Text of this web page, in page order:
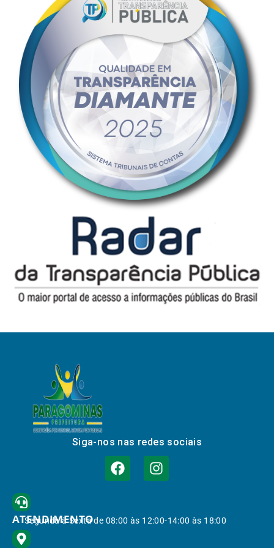
Siga-nos nas redes sociais
ATENDIMENTO
Segunda à Sexta de 08:00 às 12:00-14:00 às 18:00